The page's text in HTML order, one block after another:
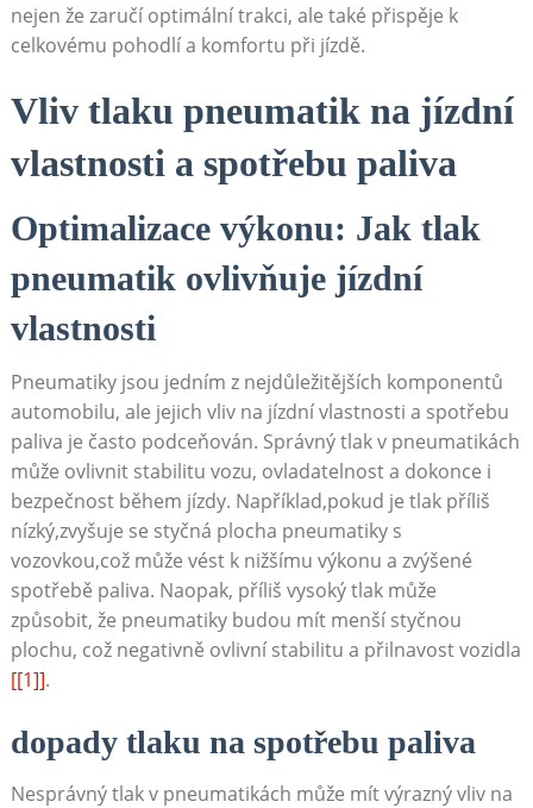
nejen že⁣ zaručí optimální ⁢trakci, ale také přispěje​ k
celkovému pohodlí a komfortu ‌při jízdě.
Vliv tlaku pneumatik⁢ na jízdní
vlastnosti a ‍spotřebu paliva
Optimalizace výkonu: Jak ​tlak ​
pneumatik ovlivňuje⁣ jízdní
vlastnosti
Pneumatiky jsou jedním ⁤z nejdůležitějších komponentů
automobilu, ⁣ale jejich vliv na jízdní vlastnosti ​a‌ spotřebu
paliva je⁢ často podceňován.⁤ Správný ⁤tlak ‌v⁤ pneumatikách
může ovlivnit​ stabilitu vozu, ovladatelnost a dokonce i
bezpečnost‌ během jízdy. Například,pokud je tlak⁢ příliš
nízký,zvyšuje se styčná plocha​ pneumatiky ‌s⁤
vozovkou,což může​ vést k nižšímu výkonu⁣ a zvýšené
spotřebě ​paliva. Naopak,⁣ příliš⁣ vysoký ⁣tlak může
způsobit,​ že pneumatiky budou mít menší‍ styčnou
plochu, což negativně ovlivní stabilitu a ​přilnavost vozidla
[[1]].
dopady tlaku na spotřebu paliva
Nesprávný tlak​ v⁤ pneumatikách může mít⁢ výrazný vliv na